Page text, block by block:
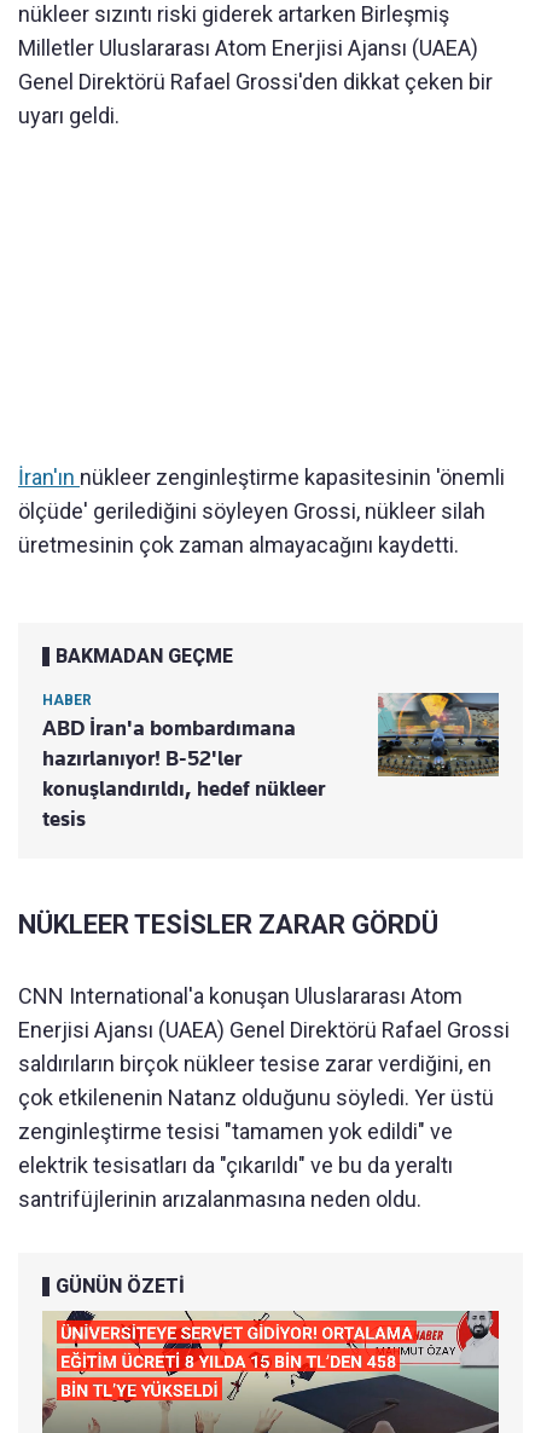
nükleer sızıntı riski giderek artarken Birleşmiş
Milletler Uluslararası Atom Enerjisi Ajansı (UAEA)
Genel Direktörü Rafael Grossi'den dikkat çeken bir
uyarı geldi.
İran'ın nükleer zenginleştirme kapasitesinin 'önemli
ölçüde' gerilediğini söyleyen Grossi, nükleer silah
üretmesinin çok zaman almayacağını kaydetti.
BAKMADAN GEÇME
HABER
ABD İran'a bombardımana
hazırlanıyor! B-52'ler
konuşlandırıldı, hedef nükleer
tesis
NÜKLEER TESİSLER ZARAR GÖRDÜ
CNN International'a konuşan Uluslararası Atom
Enerjisi Ajansı (UAEA) Genel Direktörü Rafael Grossi
saldırıların birçok nükleer tesise zarar verdiğini, en
çok etkilenenin Natanz olduğunu söyledi. Yer üstü
zenginleştirme tesisi "tamamen yok edildi" ve
elektrik tesisatları da "çıkarıldı" ve bu da yeraltı
santrifüjlerinin arızalanmasına neden oldu.
GÜNÜN ÖZETİ